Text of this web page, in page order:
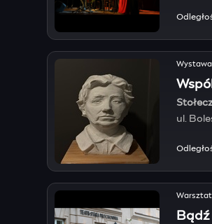
Wystawa
ul.
Bądź